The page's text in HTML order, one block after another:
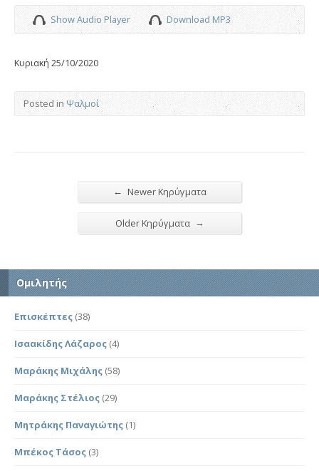
Show Audio Player Download MP3
Κυριακή 25/10/2020
Posted in Ψαλμοί
← Newer Κηρύγματα
Older Κηρύγματα →
Ομιλητής
Επισκέπτες (38)
Ισαακίδης Λάζαρος (4)
Μαράκης Μιχάλης (58)
Μαράκης Στέλιος (29)
Μητράκης Παναγιώτης (1)
Μπέκος Τάσος (3)